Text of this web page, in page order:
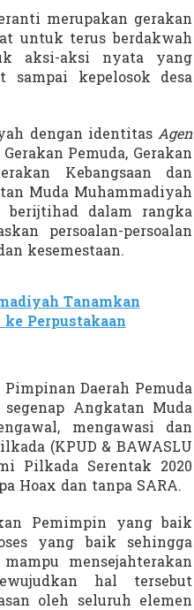
merupakan gerakan
untuk terus berdakwah
aksi-aksi nyata yang
sampai kepelosok desa
dengan identitasAgen
Pemuda, Gerakan
Kebangsaan dan
Muda Muhammadiyah
berijtihad dalam rangka
persoalan-persoalan
kesemestaan.
Tanamkan
Perpustakaan
Daerah Pemuda
Angkatan Muda
mengawasi dan
(KPUD & BAWASLU
Pilkada Serentak 2020
Hoax dan tanpa SARA.
Pemimpin yang baik
yang baik sehingga
mensejahterakan
hal tersebut
oleh seluruh elemen